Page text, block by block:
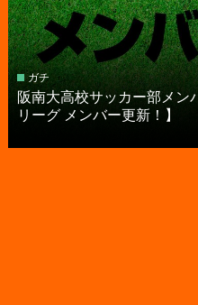
ガチ
阪南大高校サッカー部メン
リーグ メンバー更新！】